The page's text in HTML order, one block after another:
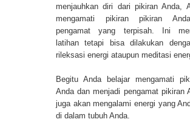
menjauhkan diri dari pikiran Anda,
mengamati pikiran pikiran
pengamat yang terpisah. Ini
latihan tetapi bisa dilakukan
rileksasi energi ataupun meditasi
Begitu Anda belajar mengamati
Anda dan menjadi pengamat pikiran
juga akan mengalami energi yang
di dalam tubuh Anda.